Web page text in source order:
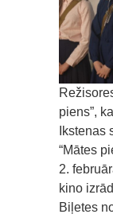
piens”,
Ikstenas
“Mātes
2.
kino
Biļetes